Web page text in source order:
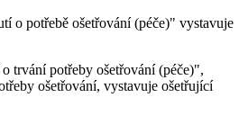
o potřebě ošetřování (péče)" vystavuje
trvání potřeby ošetřování (péče)",
ošetřování, vystavuje ošetřující